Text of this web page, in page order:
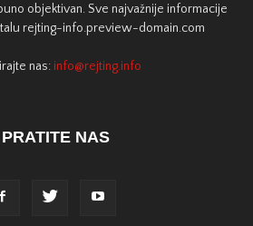
objektivan. Sve najvažnije informacije
rejting-info.preview-domain.com
nas: info@rejting.info
PRATITE NAS